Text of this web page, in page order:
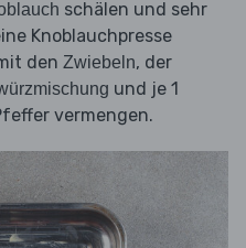
schälen und sehr
Knoblauchpresse
den Zwiebeln, der
und je 1
vermengen.